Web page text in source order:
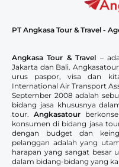
PT Angkasa Tour & Travel -
Angkasa Tour & Travel –
Jakarta dan Bali.
urus paspor, visa dan
International Air Transport
September 2008 adalah
bidang jasa khususnya
tour. Angkasatour
konsumen di bidang jasa
dengan budget dan
pelanggan adalah yang
harapan yang sangat besar
dalam bidang-bidang yang